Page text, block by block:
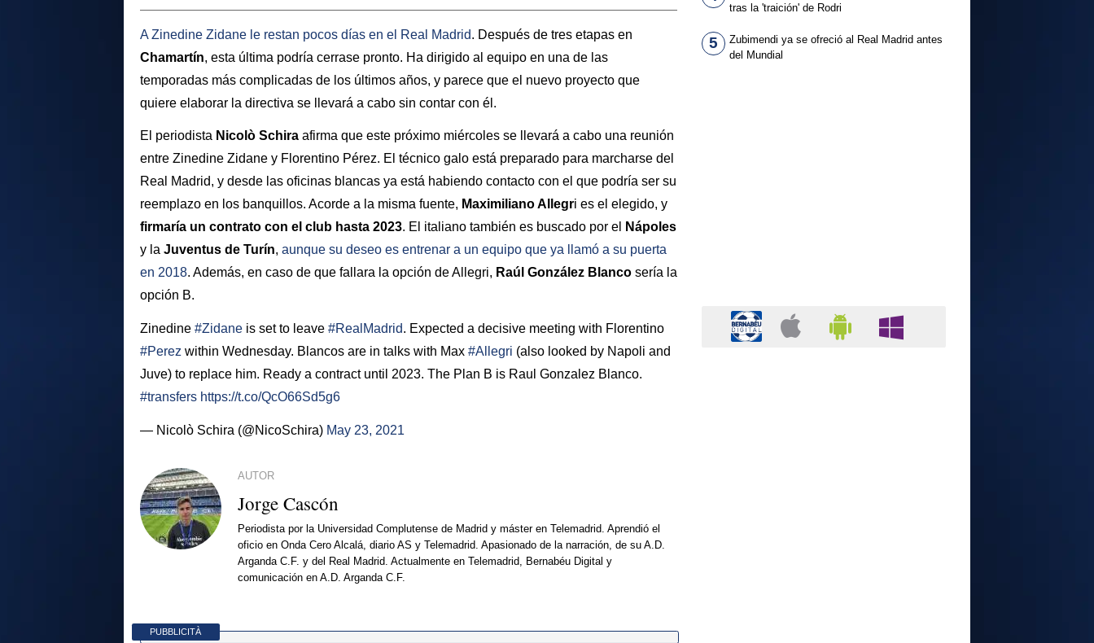
A Zinedine Zidane le restan pocos días en el Real Madrid. Después de tres etapas en
Chamartín, esta última podría cerrase pronto. Ha dirigido al equipo en una de las
temporadas más complicadas de los últimos años, y parece que el nuevo proyecto que
quiere elaborar la directiva se llevará a cabo sin contar con él.
El periodista Nicolò Schira afirma que este próximo miércoles se llevará a cabo una reunión
entre Zinedine Zidane y Florentino Pérez. El técnico galo está preparado para marcharse del
Real Madrid, y desde las oficinas blancas ya está habiendo contacto con el que podría ser su
reemplazo en los banquillos. Acorde a la misma fuente, MaximilianoAllegri es el elegido, y
firmaría un contrato con el club hasta 2023. El italiano también es buscado por el
Nápoles
y la Juventus de Turín, aunque su deseo es entrenar a un equipo que ya llamó a su puerta
en 2018. Además, en caso de que fallara la opción de Allegri, Raúl González Blanco sería la
opción B.
Zinedine #Zidane is set to leave #RealMadrid. Expected a decisive meeting with Florentino
#Perez within Wednesday. Blancos are in talks with Max #Allegri (also looked by Napoli and
Juve) to replace him. Ready a contract until 2023. The Plan B is Raul Gonzalez Blanco.
#transfers https://t.co/QcO66Sd5g6
— Nicolò Schira (@NicoSchira) May 23, 2021
AUTOR
Jorge Cascón
Periodista por la Universidad Complutense de Madrid y máster en Telemadrid. Aprendió el
oficio en Onda Cero Alcalá, diario AS y Telemadrid. Apasionado de la narración, de su A.D.
Arganda C.F. y del Real Madrid. Actualmente en Telemadrid, Bernabéu Digital y
comunicación en A.D. Arganda C.F.
PUBBLICITÀ
tras la 'traición' de Rodri
5
Zubimendi ya se ofreció al Real Madrid antes
del Mundial